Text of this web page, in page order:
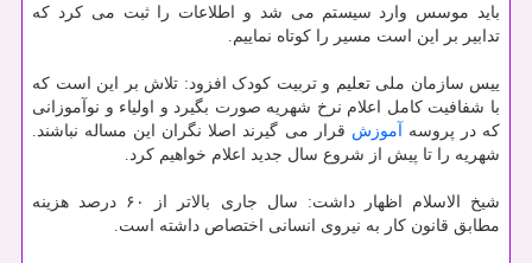
باید موسس وارد سیستم می شد و اطلاعات را ثبت می کرد که
تدابیر بر این است مسیر را کوتاه نماییم.
ییس سازمان ملی تعلیم و تربیت کودک افزود: تلاش بر این است که
با شفافیت کامل اعلام نرخ شهریه صورت بگیرد و اولیاء و نوآموزانی
که در پروسه
آموزش قرار می گیرند اصلا نگران این مساله نباشند.
شهریه را تا پیش از شروع سال جدید اعلام خواهیم کرد.
شیخ الاسلام اظهار داشت: سال جاری بالاتر از ۶۰ درصد هزینه
مطابق قانون کار به نیروی انسانی اختصاص داشته است.